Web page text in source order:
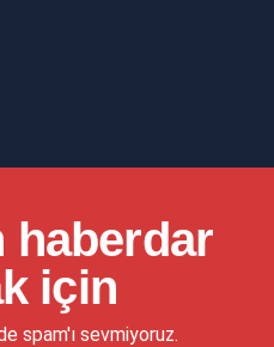
haberdar
için
spam'ı sevmiyoruz.